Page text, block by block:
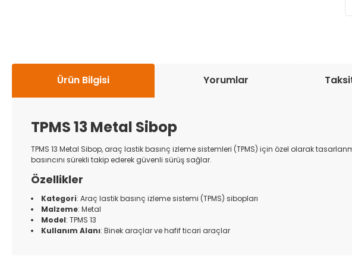
Ürün Bilgisi Yorumlar
TPMS 13 Metal Sibop
TPMS 13 Metal Sibop, araç lastik basınç izleme sistemleri (TPMS) için özel olarak
basıncını sürekli takip ederek güvenli sürüş sağlar.
Özellikler
Kategori: Araç lastik basınç izleme sistemi (TPMS) sibopları
Malzeme: Metal
Model: TPMS 13
Kullanım Alanı: Binek araçlar ve hafif ticari araçlar